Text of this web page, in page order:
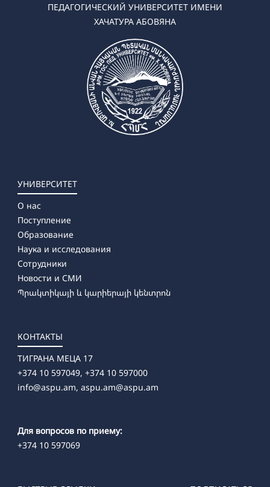
ПЕДАГОГИЧЕСКИЙ УНИВЕРСИТЕТ ИМЕНИ
ХАЧАТУРА АБОВЯНА
УНИВЕРСИТЕТ
О нас
Поступление
Образование
Наука и исследования
Сотрудники
Новости и СМИ
Պրակտիկայի և կարիերայի կենտրոն
КОНТАКТЫ
ТИГРАНА МЕЦА 17
+374 10 597049, +374 10 597000
info@aspu.am, aspu.am@aspu.am
Для вопросов по приему:
+374 10 597069